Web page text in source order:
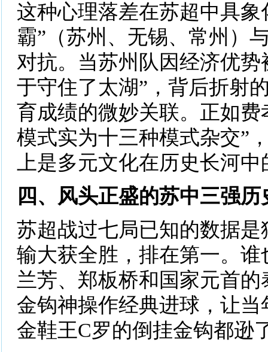
这种心理落差在苏超中具象
霸”（苏州、无锡、常州）
对抗。当苏州队因经济优势
于守住了太湖”，背后折射
育成绩的微妙关联。正如费
模式实为十三种模式杂交”
上是多元文化在历史长河
四、风头正盛的苏中三强
苏超战过七局已知的数据
输大获全胜，排在第一。
兰芳、郑板桥和国家元首
金钩神操作经典进球，让
金鞋王C罗的倒挂金钩都逊